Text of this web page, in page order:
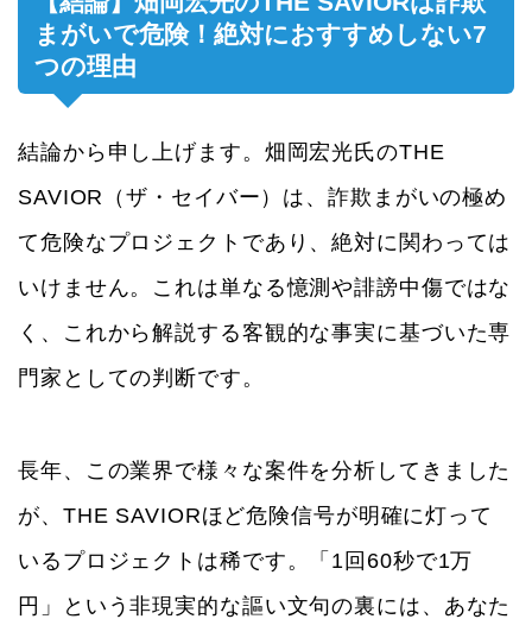
まがいで危険！絶対におすすめしない7
つの理由
結論から申し上げます。畑岡宏光氏のTHE
SAVIOR（ザ・セイバー）は、詐欺まがいの極め
て危険なプロジェクトであり、絶対に関わっては
いけません。これは単なる憶測や誹謗中傷ではな
く、これから解説する客観的な事実に基づいた専
門家としての判断です。
長年、この業界で様々な案件を分析してきました
が、THE SAVIORほど危険信号が明確に灯って
いるプロジェクトは稀です。「1回60秒で1万
円」という非現実的な謳い文句の裏には、あなた